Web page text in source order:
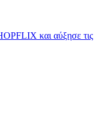
και αύξησε τις